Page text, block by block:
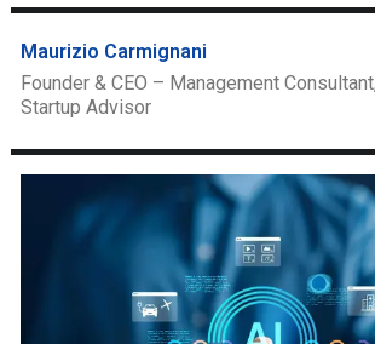
Maurizio Carmignani
Founder & CEO – Management
Startup Advisor